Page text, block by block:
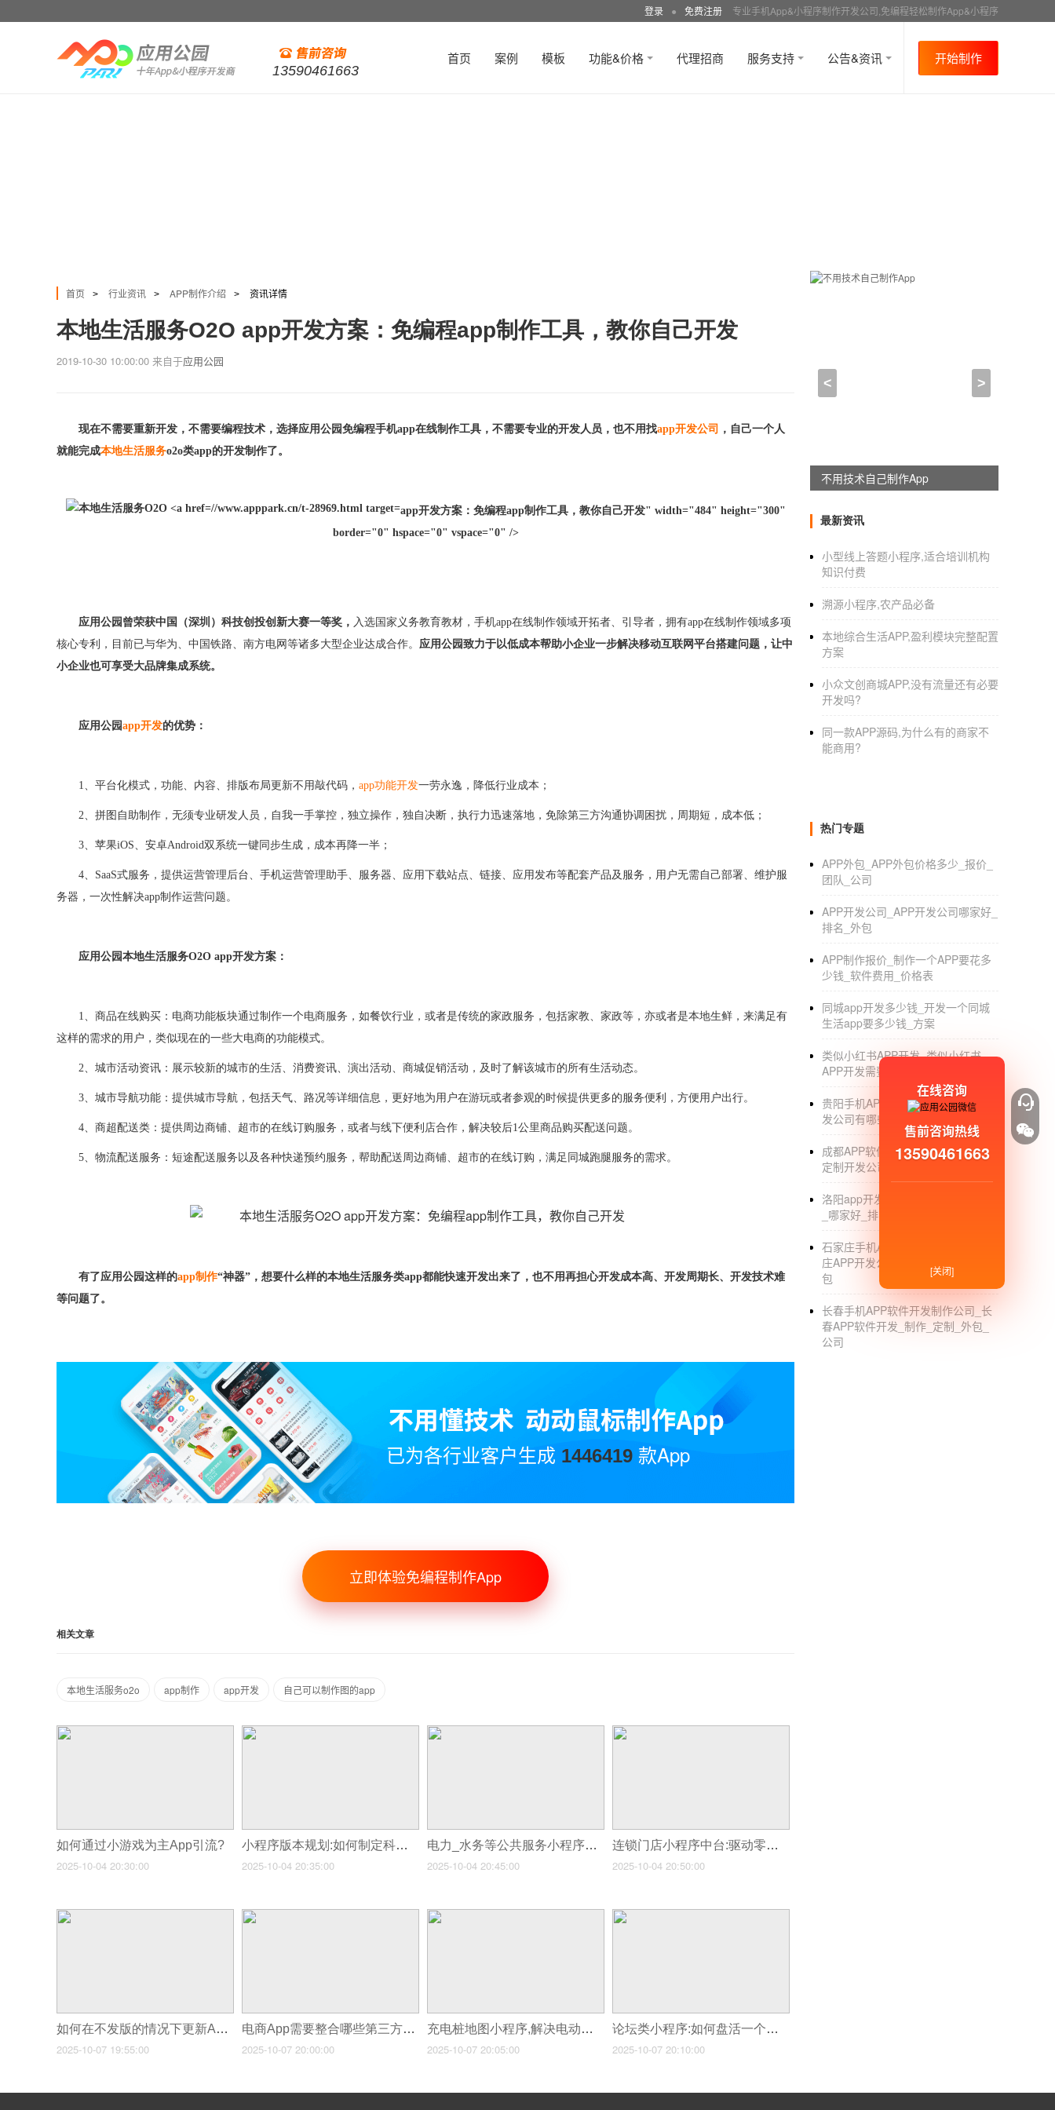
登录 ● 免费注册 专业手机App&小程序制作开发公司,免编程轻松制作App&小程序
13590461663
首页 案例 模板 功能&价格 代理招商 服务支持 公告&资讯 开始制作
首页 > 行业资讯 > APP制作介绍 > 资讯详情
本地生活服务O2O app开发方案：免编程app制作工具，教你自己开发
2019-10-30 10:00:00 来自于应用公园
现在不需要重新开发，不需要编程技术，选择应用公园免编程手机app在线制作工具，不需要专业的开发人员，也不用找app开发公司
，自己一个人
就能完成本地生活服务o2o类app的开发制作了。
app开发方案：免编程app制作工具，教你自己开发" width="484" height="300"
border="0" hspace="0" vspace="0" />
应用公园曾荣获中国（深圳）科技创投创新大赛一等奖， 入选国家义务教育教材，手机app在线制作领域开拓者、引导者，拥有app在线制作领域多项
核心专利，目前已与华为、中国铁路、南方电网等诸多大型企业达成合作。 应用公园致力于以低成本帮助小企业一步解决移动互联网平台搭建问题，让中
小企业也可享受大品牌集成系统。
应用公园app开发的优势：
1、平台化模式，功能、内容、排版布局更新不用敲代码， app功能开发一劳永逸，降低行业成本；
2、拼图自助制作，无须专业研发人员，自我一手掌控，独立操作，独自决断，执行力迅速落地，免除第三方沟通协调困扰，周期短，成本低；
3、苹果iOS、安卓Android双系统一键同步生成，成本再降一半；
4、SaaS式服务，提供运营管理后台、手机运营管理助手、服务器、应用下载站点、链接、应用发布等配套产品及服务，用户无需自己部署、维护服
务器，一次性解决app制作运营问题。
应用公园本地生活服务O2O app开发方案：
1、 商品在线购买：电商功能板块通过制作一个电商服务，如餐饮行业 ， 或者是传统的家政服务 ， 包括家教、家政等，亦或者是本地生鲜 ， 来满足有
这样的需求的用户 ，类似现在的一些大电商的功能模式。
2、 城市活动资讯：展示较新的城市的生活、 消费资讯、 演出活动、 商城促销活动，及时了解该城市的所有生活动态。
3、 城市导航功能： 提供城市导航，包括天气、路况等详细信息， 更好地为用户在游玩或者参观的时候提供更多的服务便利 ， 方便用户出行。
4、 商超配送类：提供周边商铺、超市的在线订购服务， 或者与线下便利店合作，解决较后1公里商品购买配送问题。
5、 物流配送服务：短途配送服务以及各种快递预约服务 ， 帮助配送周边商铺、超市的在线订购，满足 同城跑腿服务的需求。
有了应用公园这样的app制作“神器”，想要什么样的本地生活服务类app都能快速开发出来了，也不用再担心开发成本高、开发周期长、开发技术难
等问题了。
已为各行业客户生成 1446419 款App
立即体验免编程制作App
相关文章
本地生活服务o2o app制作 app开发 自己可以制作图的app
如何通过小游戏为主App引流?
2025-10-04 20:30:00
小程序版本规划:如何制定科学的小程序产品路线图?
2025-10-04 20:35:00
电力_水务等公共服务小程序方案
2025-10-04 20:45:00
连锁门店小程序中台:驱动零售数字化升级!
2025-10-04 20:50:00
如何在不发版的情况下更新App页面?
2025-10-07 19:55:00
电商App需要整合哪些第三方服务?
2025-10-07 20:00:00
充电桩地图小程序,解决电动车主的里程焦虑
2025-10-07 20:05:00
论坛类小程序:如何盘活一个垂直领域的社群?
2025-10-07 20:10:00
< >
不用技术自己制作App
最新资讯
小型线上答题小程序,适合培训机构
知识付费
溯源小程序,农产品必备
本地综合生活APP,盈利模块完整配置
方案
小众文创商城APP,没有流量还有必要
开发吗?
同一款APP源码,为什么有的商家不
能商用?
热门专题
APP外包_APP外包价格多少_报价_
团队_公司
APP开发公司_APP开发公司哪家好_
排名_外包
APP制作报价_制作一个APP要花多
少钱_软件费用_价格表
同城app开发多少钱_开发一个同城
生活app要多少钱_方案
类似小红书APP开发_类似小红书
APP开发需要多少钱
贵阳手机APP开发_贵阳手机APP开
发公司有哪些_排名_价格
成都APP软件开发_成都专业的APP
定制开发公司_哪家好_外包
洛阳app开发_洛阳app软件开发公司
_哪家好_排名
石家庄手机APP开发定制公司_石家
庄APP开发公司哪家好_软件制作_外
包
长春手机APP软件开发制作公司_长
春APP软件开发_制作_定制_外包_
公司
在线咨询
售前咨询热线
13590461663
[关闭]